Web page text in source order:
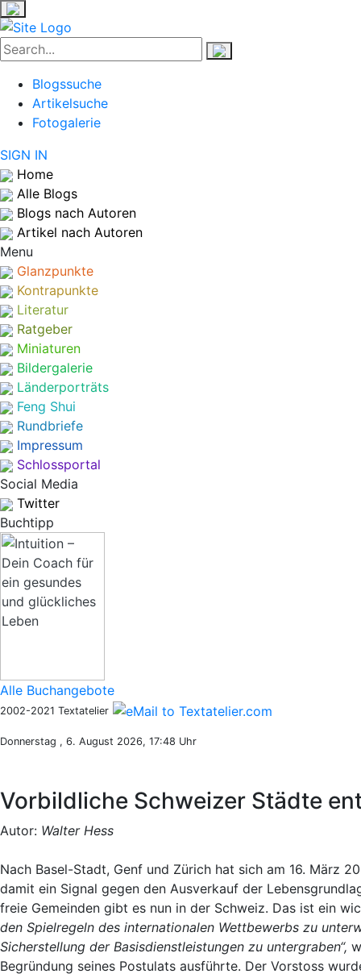
Blogssuche
Artikelsuche
Fotogalerie
SIGN IN
Home
Alle Blogs
Blogs nach Autoren
Artikel nach Autoren
Menu
Glanzpunkte
Kontrapunkte
Literatur
Ratgeber
Miniaturen
Bildergalerie
Länderporträts
Feng Shui
Rundbriefe
Impressum
Schlossportal
Social Media
Twitter
Buchtipp
Alle Buchangebote
2002-2021 Textatelier
Donnerstag , 6. August 2026, 17:48 Uhr
Vorbildliche Schweizer Städte
Autor: Walter Hess
Nach Basel-Stadt, Genf und Zürich hat sich am 16. März
damit ein Signal gegen den Ausverkauf der
freie Gemeinden gibt es nun in der Schweiz. Das ist ein
den Spielregeln des internationalen Wettbewerbs zu
Sicherstellung der Basisdienstleistungen zu untergraben“,
Begründung seines Postulats ausführte. Der Vorstoss